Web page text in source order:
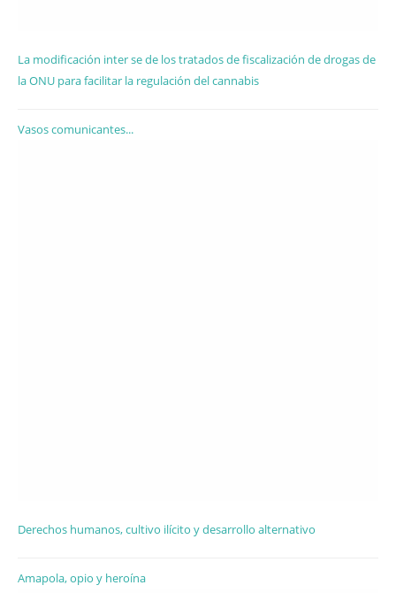
La modificación inter se de los tratados de fiscalización de drogas de
la ONU para facilitar la regulación del cannabis
Vasos comunicantes...
Derechos humanos, cultivo ilícito y desarrollo alternativo
Amapola, opio y heroína